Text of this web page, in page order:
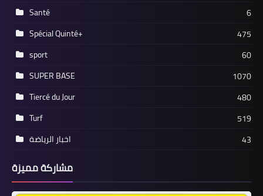
Santé
6
Spécial Quinté+
475
sport
60
SUPER BASE
1070
Tiercé du Jour
480
Turf
519
اخبار الرياضة
43
مشاركة مميزة